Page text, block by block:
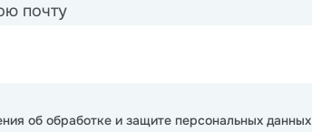
почту
об обработке и защите персональных данных